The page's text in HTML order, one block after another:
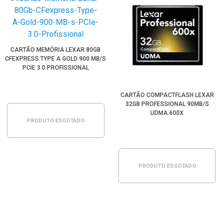
CARTÃO MEMÓRIA LEXAR 80GB
CFEXPRESS TYPE A GOLD 900 MB/S
PCIE 3.0 PROFISSIONAL
PRODUTO ESGOTADO
CARTÃO COMPACTFLASH LEXAR
32GB PROFESSIONAL 90MB/S
UDMA 600X
PRODUTO ESGOTADO